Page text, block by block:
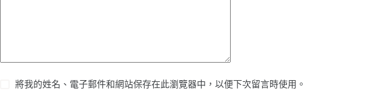
將我的姓名、電子郵件和網站保存在此瀏覽器中，以便下次留言時使用。